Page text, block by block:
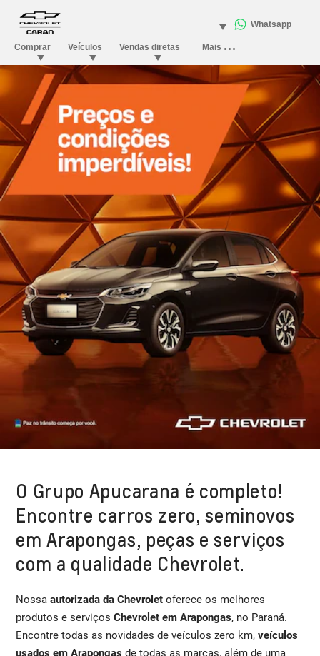
O Grupo Apucarana é completo!
Encontre carros zero, seminovos
em Arapongas, peças e serviços
com a qualidade Chevrolet.
Nossaautorizada da Chevrolet oferece os melhores
produtos e serviçosChevrolet em Arapongas, no Paraná.
Encontre todas as novidades de veículos zero km,veículos
usados em Arapongas de todas as marcas, além de uma